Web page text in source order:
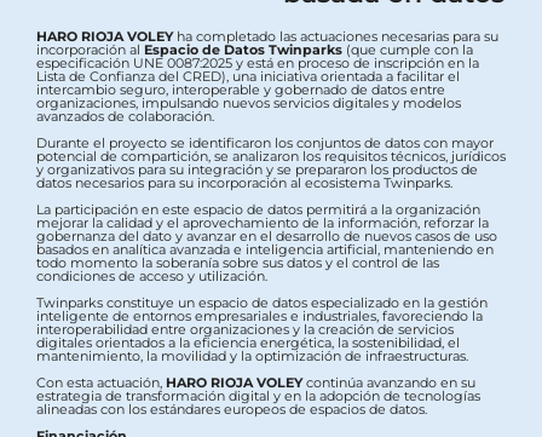
HARO RIOJA VOLEYha completado las actuaciones necesarias para su
incorporación al Espacio de Datos Twinparks (que cumple con la
especificación UNE 0087:2025 y está en proceso de inscripción en la
Lista de Confianza del CRED), una iniciativa orientada a facilitar el
intercambio seguro, interoperable y gobernado de datos entre
organizaciones, impulsando nuevos servicios digitales y modelos
avanzados de colaboración.
Durante el proyecto se identificaron los conjuntos de datos con mayor
potencial de compartición, se analizaron los requisitos técnicos, jurídicos
y organizativos para su integración y se prepararon los productos de
datos necesarios para su incorporación al ecosistema Twinparks.
La participación en este espacio de datos permitirá a la organización
mejorar la calidad y el aprovechamiento de la información, reforzar la
gobernanza del dato y avanzar en el desarrollo de nuevos casos de uso
basados en analítica avanzada e inteligencia artificial, manteniendo en
todo momento la soberanía sobre sus datos y el control de las
condiciones de acceso y utilización.
Twinparks constituye un espacio de datos especializado en la gestión
inteligente de entornos empresariales e industriales, favoreciendo la
interoperabilidad entre organizaciones y la creación de servicios
digitales orientados a la eficiencia energética, la sostenibilidad, el
mantenimiento, la movilidad y la optimización de infraestructuras.
Con esta actuación, HARO RIOJA VOLEYcontinúa avanzando en su
estrategia de transformación digital y en la adopción de tecnologías
alineadas con los estándares europeos de espacios de datos.